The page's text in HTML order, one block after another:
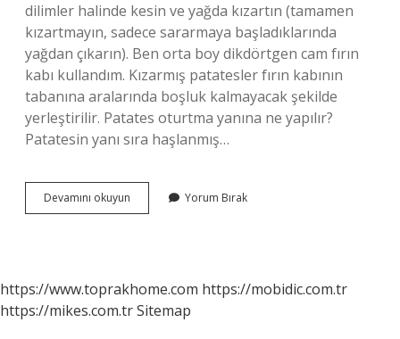
dilimler halinde kesin ve yağda kızartın (tamamen
kızartmayın, sadece sararmaya başladıklarında
yağdan çıkarın). Ben orta boy dikdörtgen cam fırın
kabı kullandım. Kızarmış patatesler fırın kabının
tabanına aralarında boşluk kalmayacak şekilde
yerleştirilir. Patates oturtma yanına ne yapılır?
Patatesin yanı sıra haşlanmış…
Devamını okuyun
Oturtma
Yorum Bırak
https://www.toprakhome.com https://mobidic.com.tr
https://mikes.com.trSitemap